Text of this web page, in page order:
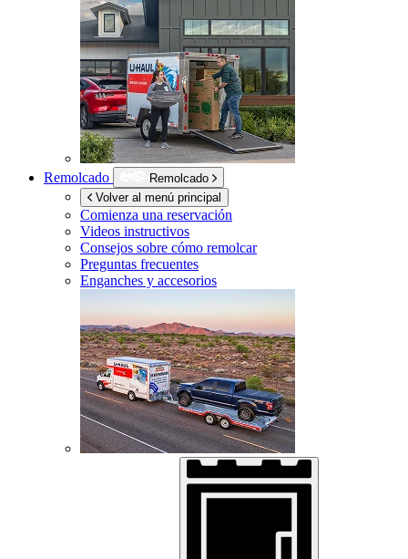
Remolcado
Remolcado
Volver al menú principal
Comienza una reservación
Videos instructivos
Consejos sobre cómo remolcar
Preguntas frecuentes
Enganches y accesorios